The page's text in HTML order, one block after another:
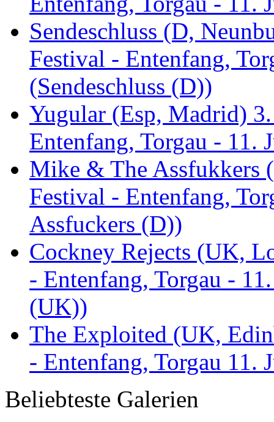
Sendeschluss (D,
Festival - Entenfang,
(Sendeschluss (D))
Yugular (Esp, Madrid)
Entenfang, Torgau - 11.
Mike & The Assfukkers
Festival - Entenfang,
Assfuckers (D))
Cockney Rejects (UK,
- Entenfang, Torgau -
(UK))
The Exploited (UK,
- Entenfang, Torgau
Beliebteste Galerien